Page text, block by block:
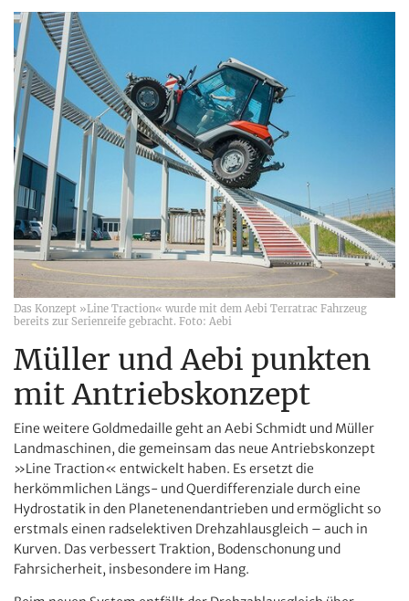
Das Konzept »Line Traction« wurde mit dem Aebi Terratrac Fahrzeug
bereits zur Serienreife gebracht. Foto: Aebi
Müller und Aebi punkten
mit Antriebskonzept
Eine weitere Goldmedaille geht an Aebi Schmidt und Müller
Landmaschinen, die gemeinsam das neue Antriebskonzept
»Line Traction« entwickelt haben. Es ersetzt die
herkömmlichen Längs- und Querdifferenziale durch eine
Hydrostatik in den Planetenendantrieben und ermöglicht so
erstmals einen radselektiven Drehzahlausgleich – auch in
Kurven. Das verbessert Traktion, Boden­schonung und
Fahrsicherheit, insbesondere im Hang.